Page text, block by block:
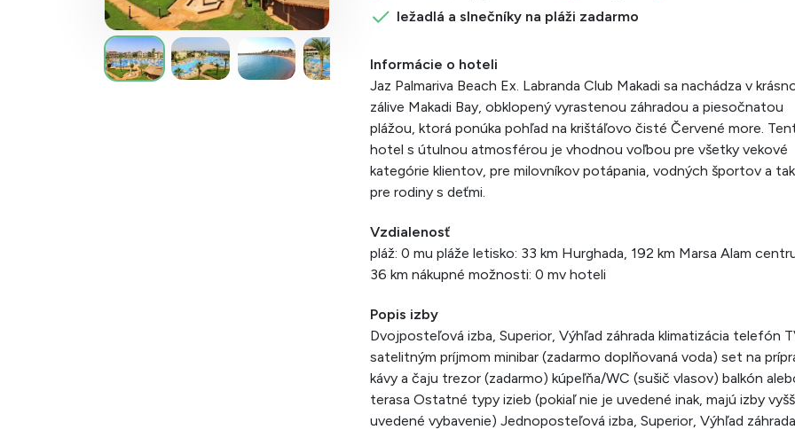
ležadlá a slnečníky na pláži zadarmo
Informácie o hoteli
Jaz Palmariva Beach Ex. Labranda Club Makadi sa nachádza v
zálive Makadi Bay, obklopený vyrastenou záhradou a piesočnatou
plážou, ktorá ponúka pohľad na krištáľovo čisté Červené more.
hotel s útulnou atmosférou je vhodnou voľbou pre všetky vekové
kategórie klientov, pre milovníkov potápania, vodných športov a
pre rodiny s deťmi.
Vzdialenosť
pláž: 0 mu pláže letisko: 33 km Hurghada, 192 km Marsa Alam
36 km nákupné možnosti: 0 mv hoteli
Popis izby
Dvojposteľová izba, Superior, Výhľad záhrada klimatizácia telefón
satelitným príjmom minibar (zadarmo doplňovaná voda) set na
kávy a čaju trezor (zadarmo) kúpeľňa/WC (sušič vlasov) balkón
terasa Ostatné typy izieb (pokiaľ nie je uvedené inak, majú izby
uvedené vybavenie) Jednoposteľová izba, Superior, Výhľad záhrada